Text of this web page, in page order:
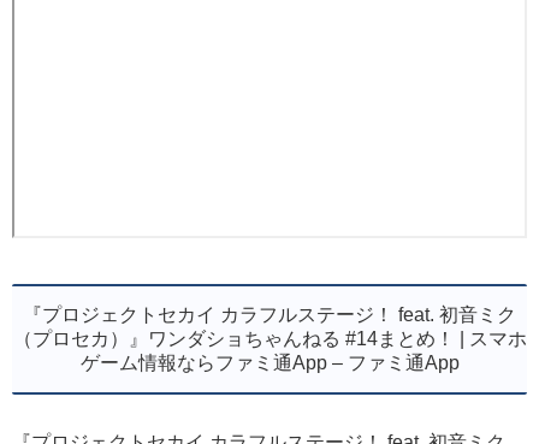
『プロジェクトセカイ カラフルステージ！ feat. 初音ミク
（プロセカ）』ワンダショちゃんねる #14まとめ！ | スマホ
ゲーム情報ならファミ通App – ファミ通App